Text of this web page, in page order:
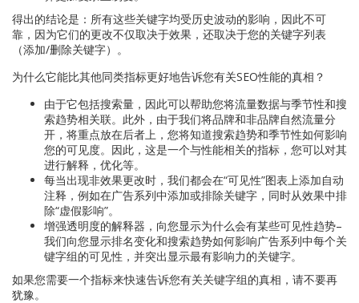
得出的结论是：所有这些关键字均受历史波动的影响，因此不可
靠，因为它们的更改不仅取决于效果，还取决于您的关键字列表
（添加/删除关键字）。
为什么它能比其他同类指标更好地告诉您有关SEO性能的真相？
由于它包括搜索量，因此可以帮助您将流量数据与季节性和搜
索趋势相关联。此外，由于我们将品牌和非品牌自然流量分
开，将重点放在后者上，您将知道搜索趋势和季节性如何影响
您的可见度。因此，这是一个与性能相关的指标，您可以对其
进行解释，优化等。
每当出现非效果更改时，我们都会在“可见性”图表上添加自动
注释，例如在广告系列中添加或排除关键字，同时从效果中排
除“虚假影响”。
增强透明度的解释器，向您显示为什么会有某些可见性趋势–
我们向您显示排名变化和搜索趋势如何影响广告系列中每个关
键字组的可见性，并突出显示最有影响力的关键字。
如果您需要一个指标来快速告诉您有关关键字组的真相，请不要再
犹豫。